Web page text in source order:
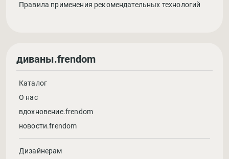
Правила применения рекомендательных технологий
диваны.frendom
Каталог
О нас
вдохновение.frendom
новости.frendom
Дизайнерам